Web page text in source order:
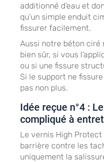
additionné d’eau et
qu’un simple enduit
fissurer facilement.
Aussi notre béton ciré
bien sûr, si vous
ou si une fissure
Si le support ne
pas non plus.
Idée reçue n°4 :
compliqué à
Le vernis High
barrière contre les
uniquement la